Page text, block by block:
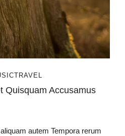
TRAVEL
Quisquam Accusamus
autem Tempora rerum